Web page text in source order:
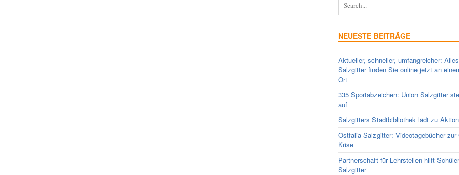
NEUESTE BEITRÄGE
Aktueller, schneller, umfangreicher:
Salzgitter finden Sie online jetzt an
Ort
335 Sportabzeichen: Union Salzgitter
auf
Salzgitters Stadtbibliothek lädt zu
Ostfalia Salzgitter: Videotagebücher zur
Krise
Partnerschaft für Lehrstellen hilft
Salzgitter